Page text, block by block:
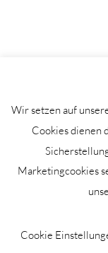
Wir setzen auf
Cookies dienen
Marketingcookies
Cookie